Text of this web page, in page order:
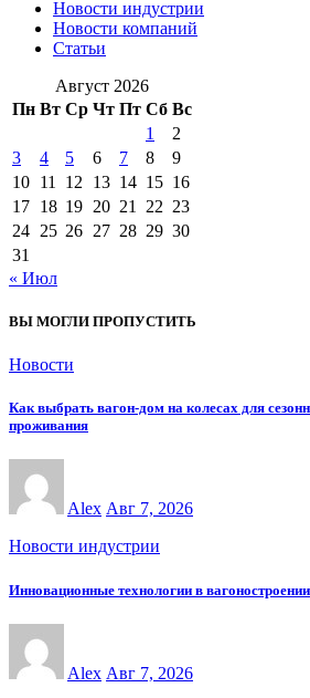
Новости индустрии
Новости компаний
Статьи
Август 2026
Пн Вт Ср Чт Пт Сб Вс
1
2
3
4 5 6 7 8
9
10 11 12 13 14 15 16
17 18 19 20 21 22 23
24 25 26 27 28 29 30
31
« Июл
ВЫ МОГЛИ ПРОПУСТИТЬ
Новости
Как выбрать вагон-дом на колесах для
проживания
Alex Авг 7, 2026
Новости индустрии
Инновационные технологии в вагоностроении
Alex Авг 7, 2026